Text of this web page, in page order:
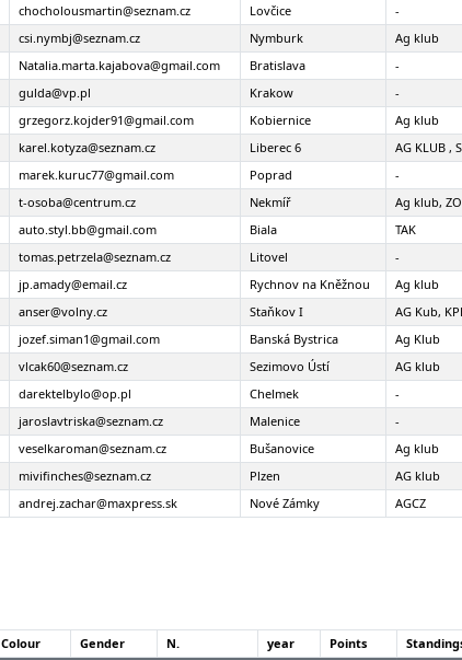
chocholousmartin@seznam.cz Lovčice
-
csi.nymbj@seznam.cz Nymburk
Ag klub
Natalia.marta.kajabova@gmail.com Bratislava
-
gulda@vp.pl Krakow
-
grzegorz.kojder91@gmail.com Kobiernice
Ag klub
karel.kotyza@seznam.cz Liberec 6
AG KLUB ,
marek.kuruc77@gmail.com Poprad
-
t-osoba@centrum.cz Nekmíř
Ag klub,
auto.styl.bb@gmail.com Biala
TAK
tomas.petrzela@seznam.cz Litovel
-
jp.amady@email.cz Rychnov na Kněžnou
Ag klub
anser@volny.cz Staňkov I
AG Kub,
jozef.siman1@gmail.com Banská Bystrica
Ag Klub
vlcak60@seznam.cz Sezimovo Ústí
AG klub
darektelbylo@op.pl Chelmek
-
jaroslavtriska@seznam.cz Malenice
-
veselkaroman@seznam.cz Bušanovice
Ag klub
mivifinches@seznam.cz Plzen
AG klub
andrej.zachar@maxpress.sk Nové Zámky AGCZ
Colour Gender N. year Points